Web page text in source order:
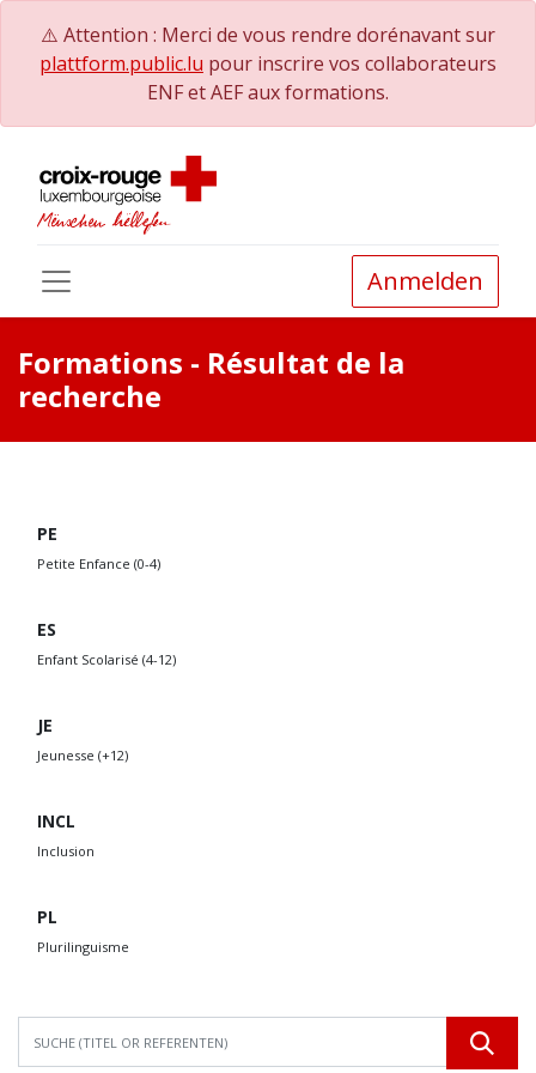
⚠️ Attention : Merci de vous rendre dorénavant sur
plattform.public.lu pour inscrire vos collaborateurs
ENF et AEF aux formations.
Anmelden
Formations - Résultat de la
recherche
PE
Petite Enfance (0-4)
ES
Enfant Scolarisé (4-12)
JE
Jeunesse (+12)
INCL
Inclusion
PL
Plurilinguisme